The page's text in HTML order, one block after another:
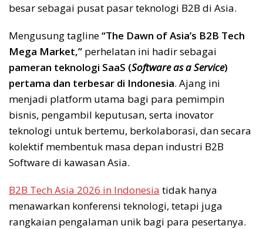
besar sebagai pusat pasar teknologi B2B di Asia.
Mengusung tagline“The Dawn of Asia’s B2B Tech
Mega Market,” perhelatan ini hadir sebagai
pameran teknologi SaaS (Software as a Service)
pertama dan terbesar di Indonesia. Ajang ini
menjadi platform utama bagi para pemimpin
bisnis, pengambil keputusan, serta inovator
teknologi untuk bertemu, berkolaborasi, dan secara
kolektif membentuk masa depan industri B2B
Software di kawasan Asia.
B2B Tech Asia 2026 in Indonesia tidak hanya
menawarkan konferensi teknologi, tetapi juga
rangkaian pengalaman unik bagi para pesertanya.